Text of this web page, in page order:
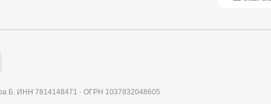
Б. ИНН 7814148471 · ОГРН 1037832048605